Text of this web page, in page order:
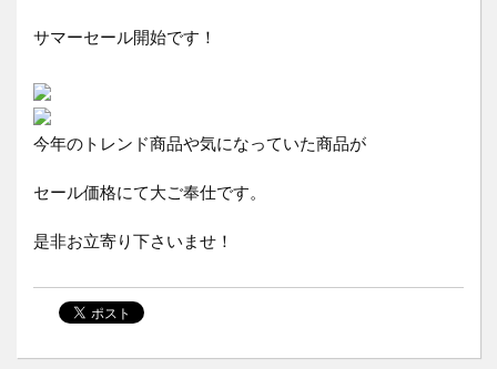
サマーセール開始です！
今年のトレンド商品や気になっていた商品が
セール価格にて大ご奉仕です。
是非お立寄り下さいませ！